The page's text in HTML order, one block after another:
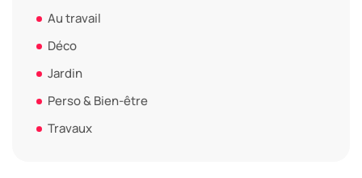
Au travail
Déco
Jardin
Perso & Bien-être
Travaux